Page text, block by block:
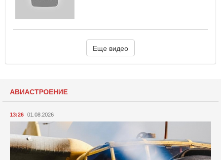
Еще видео
АВИАСТРОЕНИЕ
13:26 01.08.2026